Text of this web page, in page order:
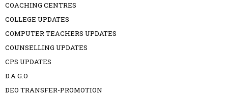
COACHING CENTRES
COLLEGE UPDATES
COMPUTER TEACHERS UPDATES
COUNSELLING UPDATES
CPS UPDATES
D.A G.O
DEO TRANSFER-PROMOTION